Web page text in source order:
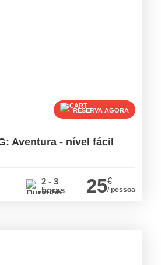
RESERVA AGORA
Aventura - nível fácil
2 - 3
horas
25€
/ pessoa